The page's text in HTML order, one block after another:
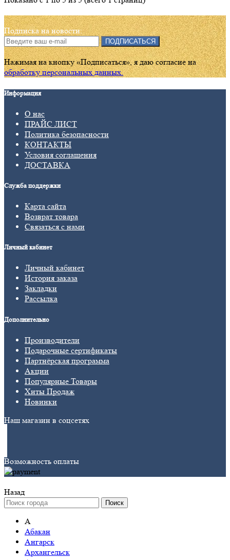
Подписка на новости:
ПОДПИСАТЬСЯ
Нажимая на кнопку «Подписаться», я даю cогласие на
обработку персональных данных.
Информация
О нас
ПРАЙС ЛИСТ
Политика безопасности
КОНТАКТЫ
Условия соглашения
ДОСТАВКА
Служба поддержки
Карта сайта
Возврат товара
Связаться с нами
Личный кабинет
Личный кабинет
История заказа
Закладки
Рассылка
Дополнительно
Производители
Подарочные сертификаты
Партнёрская программа
Акции
Популярные Товары
Хиты Продаж
Новинки
Наш магазин в соцсетях
Возможность оплаты
Назад
Поиск
А
Абакан
Ангарск
Архангельск